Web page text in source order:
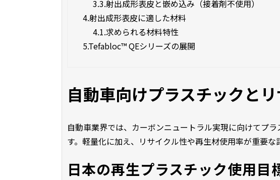
3.3.射出成形表皮と嵌め込み（接着剤不使用）
4.射出成形表皮に適した材料
4.1.求められる材料特性
5.Tefabloc™ QEシリーズの展開
自動車向けプラスチックと
自動車業界では、カーボンニュートラル実現に向けてプ
す。軽量化に加え、リサイクル性や再生材使用率が重要な
日本の再生プラスチック使用目